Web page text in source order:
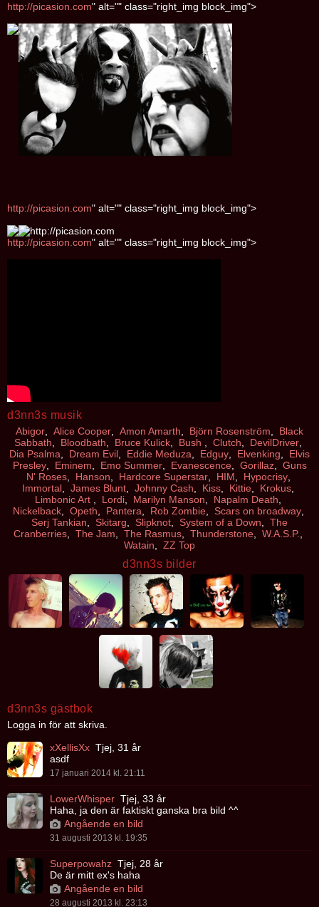
http://picasion.com" alt="" class="right_img block_img">
http://picasion.com" alt="" class="right_img block_img">
http://picasion.com" alt="" class="right_img block_img">
d3nn3s musik
Abigor Alice Cooper Amon Amarth Björn Rosenström
Black
Sabbath
Bloodbath Bruce Kulick Bush Clutch DevilDriver
Dia Psalma
Dream Evil Eddie Meduza Edguy Elvenking
Elvis
Presley, Eminem Emo Summer, Evanescence, Gorillaz, Guns
N' Roses, Hanson Hardcore Superstar, HIM Hypocrisy,
Immortal
James Blunt Johnny Cash Kiss Kittie Krokus
Limbonic Art
Lordi Marilyn Manson Napalm Death
Nickelback, Opeth Pantera Rob Zombie, Scars on broadway,
Serj Tankian
Skitarg Slipknot System of a Down
The
Cranberries
The Jam The Rasmus Thunderstone W.A.S.P.
Watain
ZZ Top
d3nn3s bilder
d3nn3s gästbok
Logga in för att skriva.
xXellisXx Tjej, 31 år
asdf
17 januari 2014 kl. 21:11
LowerWhisper Tjej, 33 år
Haha, ja den är faktiskt ganska bra bild ^^
Angående en bild
31 augusti 2013 kl. 19:35
Superpowahz Tjej, 28 år
De är mitt ex's haha
Angående en bild
28 augusti 2013 kl. 23:13